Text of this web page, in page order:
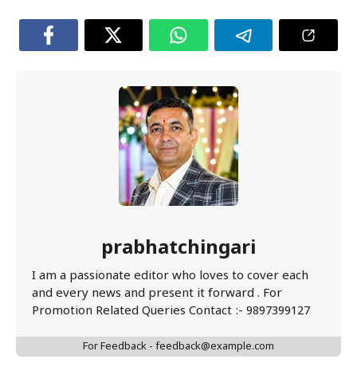
prabhatchingari
I am a passionate editor who loves to cover each
and every news and present it forward . For
Promotion Related Queries Contact :- 9897399127
For Feedback - feedback@example.com